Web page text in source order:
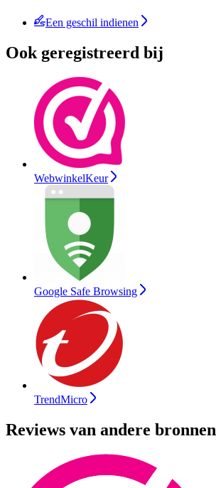
Een geschil indienen
Ook geregistreerd bij
WebwinkelKeur
Google Safe Browsing
TrendMicro
Reviews van andere bronnen